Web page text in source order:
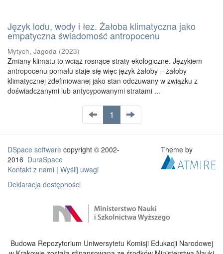
Język lodu, wody i łez. Żałoba klimatyczna jako
empatyczna świadomość antropocenu
Mytych, Jagoda (2023)
Zmiany klimatu to wciąż rosnące straty ekologiczne. Językiem
antropocenu pomału staje się więc język żałoby – żałoby
klimatycznej zdefiniowanej jako stan odczuwany w związku z
doświadczanymi lub antycypowanymi stratami ...
1
DSpace software copyright © 2002-
2016 DuraSpace
Kontakt z nami | Wyślij uwagi
Deklaracja dostępności
Theme by
Budowa Repozytorium Uniwersytetu Komisji Edukacji Narodowej